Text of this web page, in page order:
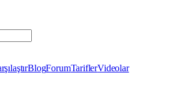
BlogForumTariflerVideolar